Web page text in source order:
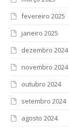
fevereiro 2025
janeiro 2025
dezembro 2024
novembro 2024
outubro 2024
setembro 2024
agosto 2024